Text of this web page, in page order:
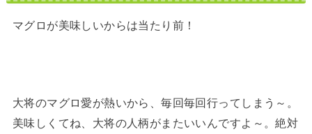
マグロが美味しいからは当たり前！
大将のマグロ愛が熱いから、毎回毎回行ってしまう～。
美味しくてね、大将の人柄がまたいいんですよ～。絶対